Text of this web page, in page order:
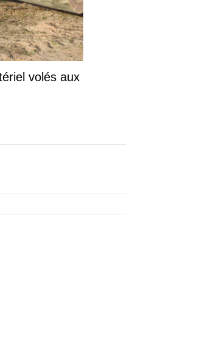
volés aux